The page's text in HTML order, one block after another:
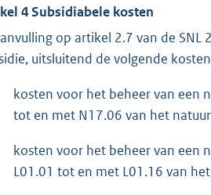
4 Subsidiabele kosten
op artikel 2.7 van de
uitsluitend de volgende
kosten voor het beheer van een
tot en met N17.06 van het
kosten voor het beheer van een
L01.01 tot en met L01.16 van